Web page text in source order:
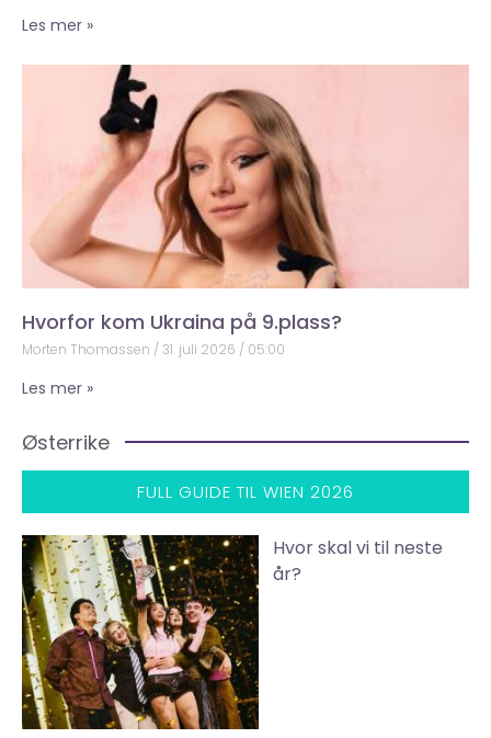
Les mer »
Hvorfor kom Ukraina på 9.plass?
Morten Thomassen 31. juli 2026 05:00
Les mer »
Østerrike
FULL GUIDE TIL WIEN 2026
Hvor skal vi til neste
år?